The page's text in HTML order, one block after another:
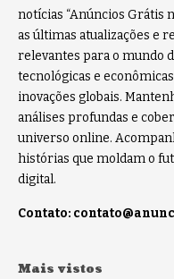
notícias “Anúncios Grátis
as últimas atualizações e
relevantes para o mundo
tecnológicas e
inovações globais.
análises profundas e
universo online.
histórias que moldam o
digital.
Contato:
Mais vistos